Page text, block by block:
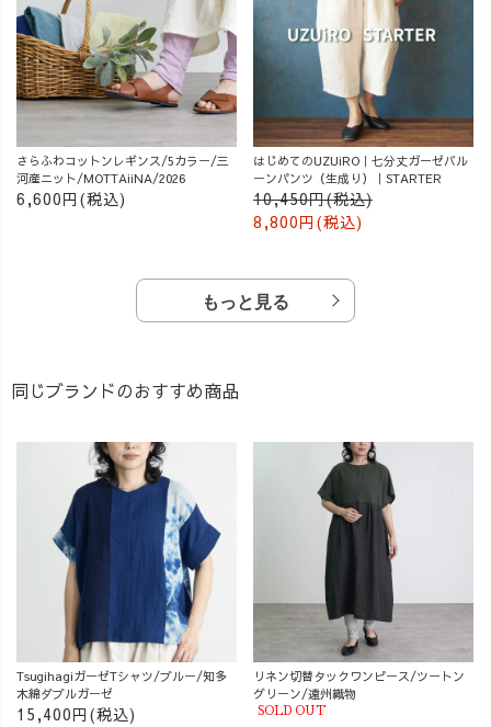
さらふわコットンレギンス/5カラー/三
河産ニット/MOTTAiiNA/2026
6,600円(税込)
はじめてのUZUiRO｜七分丈ガーゼバル
ーンパンツ（生成り）｜STARTER
10,450円(税込)
8,800円(税込)
もっと見る
同じブランドのおすすめ商品
TsugihagiガーゼTシャツ/ブルー/知多
木綿ダブルガーゼ
15,400円(税込)
リネン切替タックワンピース/ツートン
グリーン/遠州織物
SOLD OUT